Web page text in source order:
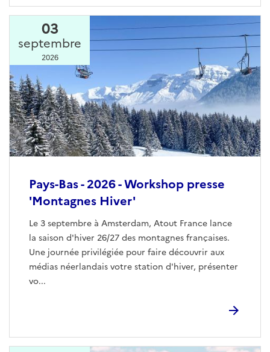
Pays-Bas - 2026 - Workshop presse
'Montagnes Hiver'
Le 3 septembre à Amsterdam, Atout France lance
la saison d'hiver 26/27 des montagnes françaises.
Une journée privilégiée pour faire découvrir aux
médias néerlandais votre station d'hiver, présenter
vo...
03
septembre
2026